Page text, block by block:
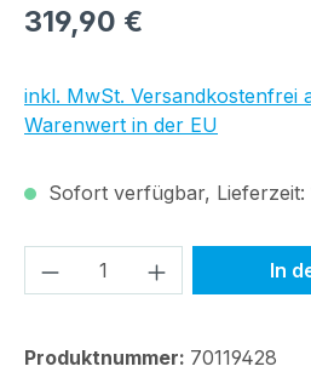
Regulärer Preis:
319,90 €
inkl. MwSt. Versandkostenfrei
Warenwert in der EU
Sofort verfügbar, Lieferzeit:
Produkt Anzahl: Gib
In
Produktnummer: 70119428